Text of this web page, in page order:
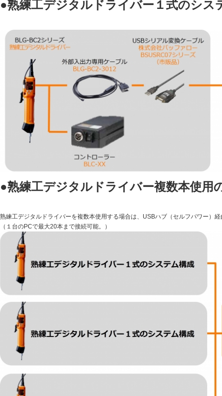
●熟練工デジタルドライバー１式のシス
●熟練工デジタルドライバー複数本使用
熟練工デジタルドライバーを複数本使用する場合は、USBハブ（セルフパワー）
（１台のPCで最大20本まで接続可能。）